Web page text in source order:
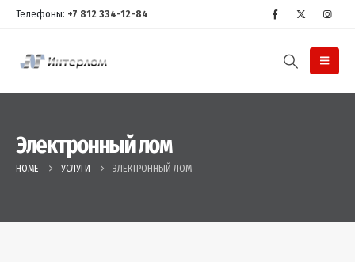
Телефоны: +7 812 334-12-84
Электронный лом
HOME УСЛУГИ ЭЛЕКТРОННЫЙ ЛОМ